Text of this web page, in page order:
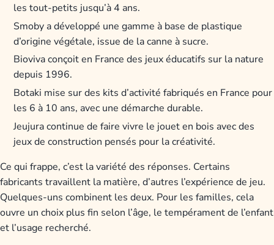
les tout-petits jusqu’à 4 ans.
Smoby a développé une gamme à base de plastique
d’origine végétale, issue de la canne à sucre.
Bioviva conçoit en France des jeux éducatifs sur la nature
depuis 1996.
Botaki mise sur des kits d’activité fabriqués en France pour
les 6 à 10 ans, avec une démarche durable.
Jeujura continue de faire vivre le jouet en bois avec des
jeux de construction pensés pour la créativité.
Ce qui frappe, c’est la variété des réponses. Certains
fabricants travaillent la matière, d’autres l’expérience de jeu.
Quelques-uns combinent les deux. Pour les familles, cela
ouvre un choix plus fin selon l’âge, le tempérament de l’enfant
et l’usage recherché.